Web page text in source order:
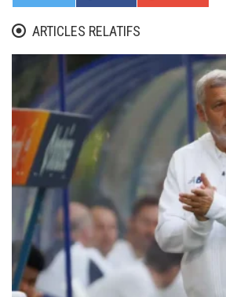
ARTICLES RELATIFS